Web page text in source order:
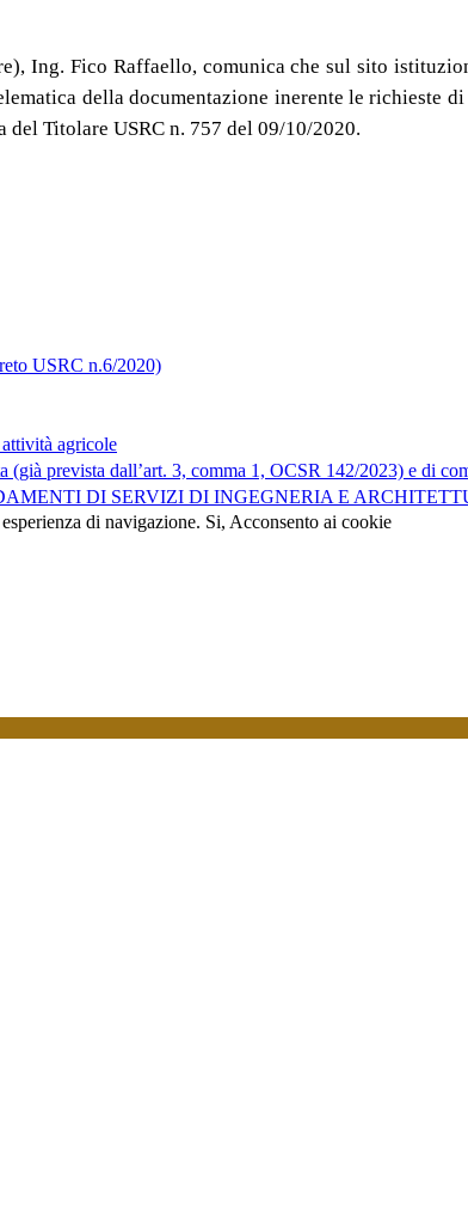
, Ing. Fico Raffaello, comunica chesul sito
della documentazione inerente le richieste
Titolare USRC n. 757 del 09/10/2020.
USRC n.6/2020)
agricole
prevista dall’art. 3, comma 1, OCSR 142/2023) e di
DI SERVIZI DI INGEGNERIA E
di navigazione. Si, Acconsento ai cookie